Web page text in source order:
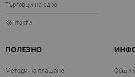
Търговци на едро
Контакти
ПОЛЕЗНО
Методи на плащане Общи